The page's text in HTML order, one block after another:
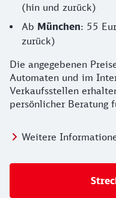
(hin und zurück)
Ab München: 55
zurück)
Die angegebenen
Automaten und im
Verkaufsstellen
persönlicher Beratung
Weitere